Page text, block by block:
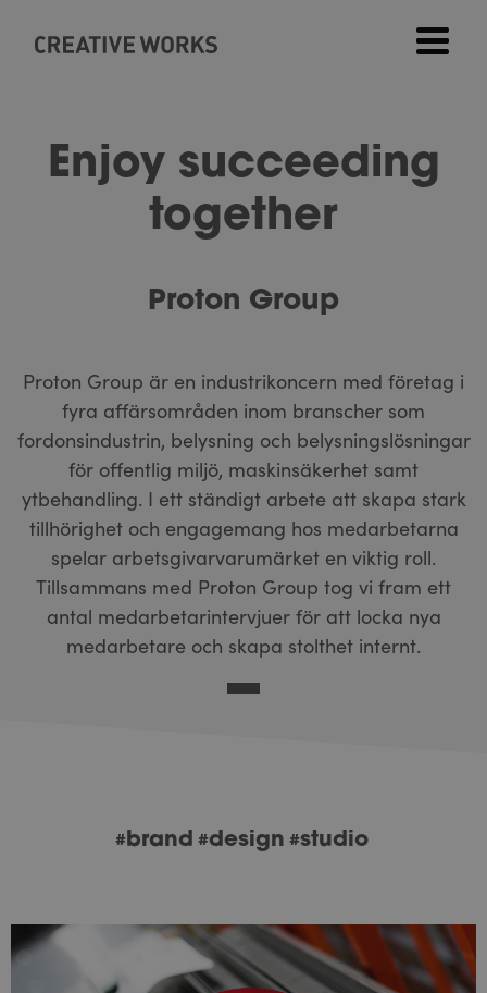
Enjoy succeeding
together
Proton Group
Proton Group är en industrikoncern med företag i
fyra affärsområden inom branscher som
fordonsindustrin, belysning och belysningslösningar
för offentlig miljö, maskinsäkerhet samt
ytbehandling. I ett ständigt arbete att skapa stark
tillhörighet och engagemang hos medarbetarna
spelar arbetsgivarvarumärket en viktig roll.
Tillsammans med Proton Group tog vi fram ett
antal medarbetarintervjuer för att locka nya
medarbetare och skapa stolthet internt.
brand design studio